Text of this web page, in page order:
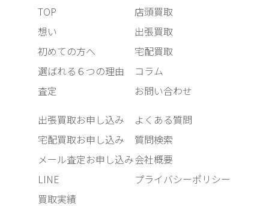
TOP
想い
初めての方へ
選ばれる６つの理由
査定
店頭買取
出張買取
宅配買取
コラム
お問い合わせ
出張買取お申し込み
宅配買取お申し込み
メール査定お申し込み
LINE
買取実績
よくある質問
質問検索
会社概要
プライバシーポリシー